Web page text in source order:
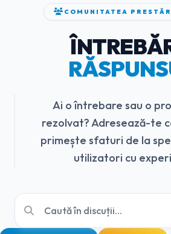
COMUNITATEA
Ai o întrebare sau o
rezolvat? Adresează-te
primește sfaturi de la
utilizatori cu